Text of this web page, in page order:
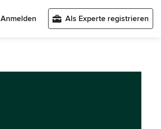
Anmelden Als Experte registrieren